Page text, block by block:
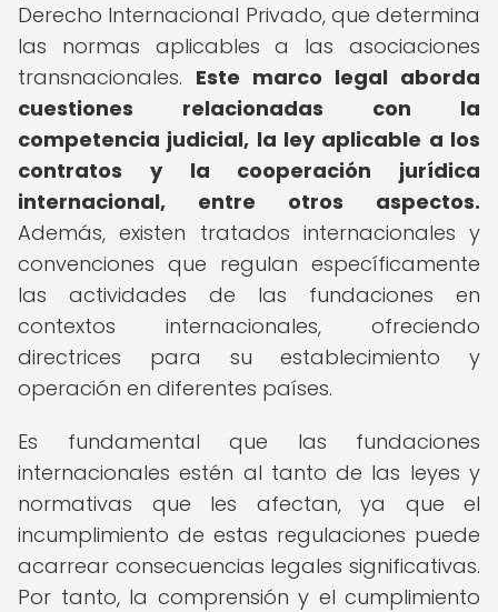
Derecho Internacional Privado, que determina
las normas aplicables a las asociaciones
transnacionales. Este marco legal aborda
cuestiones relacionadas con la
competencia judicial, la ley aplicable a los
contratos y la cooperación jurídica
internacional, entre otros aspectos.
Además, existen tratados internacionales y
convenciones que regulan específicamente
las actividades de las fundaciones en
contextos internacionales, ofreciendo
directrices para su establecimiento y
operación en diferentes países.
Es fundamental que las fundaciones
internacionales estén al tanto de las leyes y
normativas que les afectan, ya que el
incumplimiento de estas regulaciones puede
acarrear consecuencias legales significativas.
Por tanto, la comprensión y el cumplimiento